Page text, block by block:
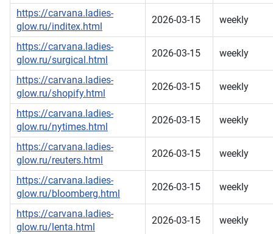
https://carvana.ladies-
glow.ru/inditex.html
2026-03-15 weekly
https://carvana.ladies-
glow.ru/surgical.html
2026-03-15 weekly
https://carvana.ladies-
glow.ru/shopify.html
2026-03-15 weekly
https://carvana.ladies-
glow.ru/nytimes.html
2026-03-15 weekly
https://carvana.ladies-
glow.ru/reuters.html
2026-03-15 weekly
https://carvana.ladies-
glow.ru/bloomberg.html
2026-03-15 weekly
https://carvana.ladies-
glow.ru/lenta.html
2026-03-15 weekly